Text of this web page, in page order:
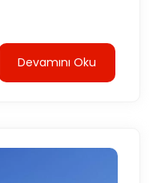
Devamını Oku